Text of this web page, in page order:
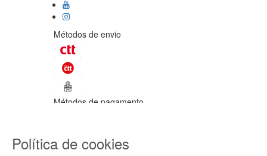
Métodos de envio
Métodos de pagamento
Todos os direitos reservados / Salvo
Política de cookies